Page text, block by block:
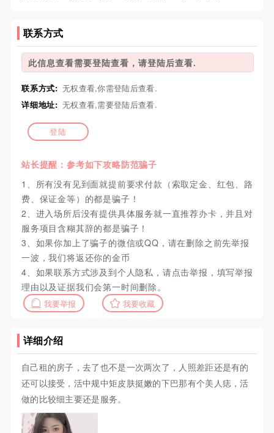
联系方式
此信息查看需要登陆查看，请登陆后查看.
联系方式: 无权查看,你需登陆后查看.
详细地址: 无权查看,需要登陆后查看.
登陆
站长提醒：参考如下攻略防范骗子
1、所有没有见到面就提前要求付款（索取定金、红包、路
费、保证金等）的都是骗子！
2、进入场所后没有提供具体服务就一直推荐办卡，并且对
服务项目含糊其辞的都是骗子！
3、如果你加上了骗子的微信或QQ，请在删除之前先举报
一波，我们将返还你的金币
4、如果联系方式涉及到个人隐私，请点击举报，填写举报
理由以及证据我们会第一时间删除。
我要举报 我要收藏
详细介绍
自己租的房子，去了也不是一次两次了，人照差距还是有的
还可以接受，活中规中矩皮肤挺嫩的下巴那有个美人痣，活
做的比较细主要还是服务。